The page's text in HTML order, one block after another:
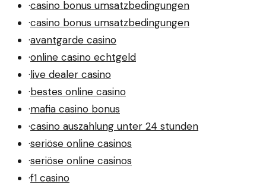
·casino bonus umsatzbedingungen
·casino bonus umsatzbedingungen
·avantgarde casino
·online casino echtgeld
·live dealer casino
·bestes online casino
·mafia casino bonus
·casino auszahlung unter 24 stunden
·seriöse online casinos
·seriöse online casinos
·f1 casino